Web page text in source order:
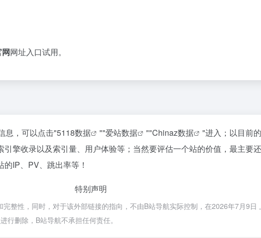
网址入口试用。
息，可以点击"5118数据 ""爱站数据 ""Chinaz数据
"进入；以目前
擎收录以及索引量、用户体验等；当然要评估一个站的价值，最主要
IP、PV、跳出率等！
特别声明
整性，同时，对于该外部链接的指向，不由B站导航实际控制，在2026年7月9
行删除，B站导航不承担任何责任。